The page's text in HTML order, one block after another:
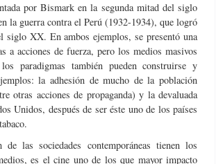
por Bismark en la segunda mitad del siglo
la guerra contra el Perú (1932-1934), que logró
siglo XX. En ambos ejemplos, se presentó una
a acciones de fuerza, pero los medios masivos
paradigmas también pueden construirse y
la adhesión de mucho de la población
otras acciones de propaganda) y la devaluada
Unidos, después de ser éste uno de los países
las sociedades contemporáneas tienen los
es el cine uno de los que mayor impacto